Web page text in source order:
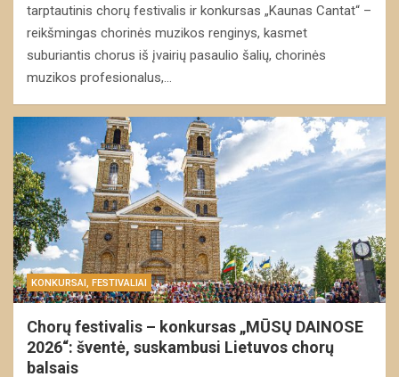
tarptautinis chorų festivalis ir konkursas „Kaunas Cantat“ –
reikšmingas chorinės muzikos renginys, kasmet
suburiantis chorus iš įvairių pasaulio šalių, chorinės
muzikos profesionalus,…
KONKURSAI, FESTIVALIAI
Chorų festivalis – konkursas „MŪSŲ DAINOSE
2026“: šventė, suskambusi Lietuvos chorų
balsais